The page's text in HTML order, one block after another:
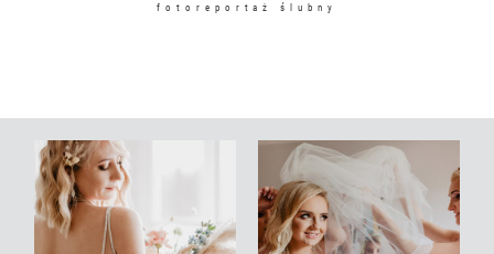
fotoreportaż ślubny